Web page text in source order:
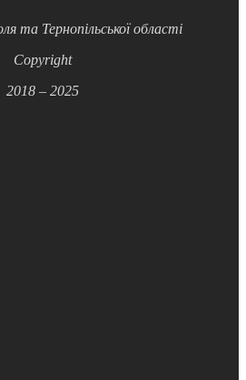
та Тернопільської області
Copyright
2018 – 2025